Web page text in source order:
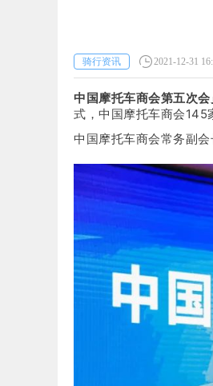
骑行资讯 2021-12-31
中国摩托车商会第五次
式，中国摩托车商会145
中国摩托车商会常务副会